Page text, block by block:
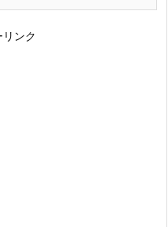
リンク